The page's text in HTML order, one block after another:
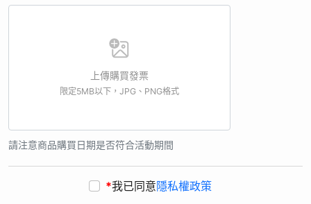
上傳購買發票
限定5MB以下，JPG、PNG格式
請注意商品購買日期是否符合活動期間
*我已同意隱私權政策